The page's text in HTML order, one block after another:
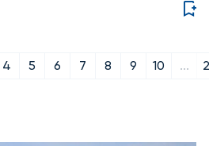
4 5 6 7 8 9 10 ...